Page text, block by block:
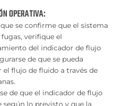
OPERATIVA:
se confirme que el sistema
verifique el
del indicador de flujo
de que se pueda
el flujo de fluido a través de
de que el indicador de flujo